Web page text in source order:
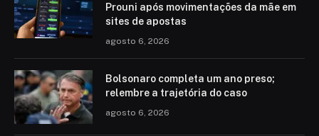
Prouni após movimentações da mãe em
sites de apostas
agosto 6, 2026
Bolsonaro completa um ano preso;
relembre a trajetória do caso
agosto 6, 2026